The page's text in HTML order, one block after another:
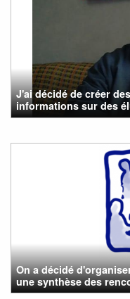
J'ai décidé de créer
informations sur des
On a décidé
une synthèse des